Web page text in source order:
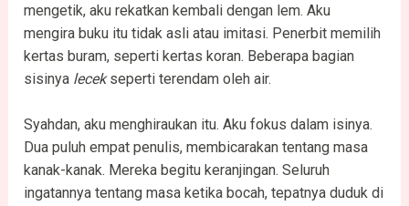
mengetik, aku rekatkan kembali dengan lem. Aku
mengira buku itu tidak asli atau imitasi. Penerbit memilih
kertas buram, seperti kertas koran. Beberapa bagian
sisinya lecekseperti terendam oleh air.
Syahdan, aku menghiraukan itu. Aku fokus dalam isinya.
Dua puluh empat penulis, membicarakan tentang masa
kanak-kanak. Mereka begitu keranjingan. Seluruh
ingatannya tentang masa ketika bocah, tepatnya duduk di